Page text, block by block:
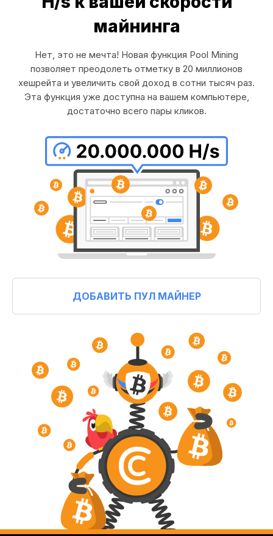
майнинга
Нет, это не мечта! Новая функция Pool Mining
позволяет преодолеть отметку в 20 миллионов
хешрейта и увеличить свой доход в сотни тысяч раз.
Эта функция уже доступна на вашем компьютере,
достаточно всего пары кликов.
ДОБАВИТЬ ПУЛ МАЙНЕР